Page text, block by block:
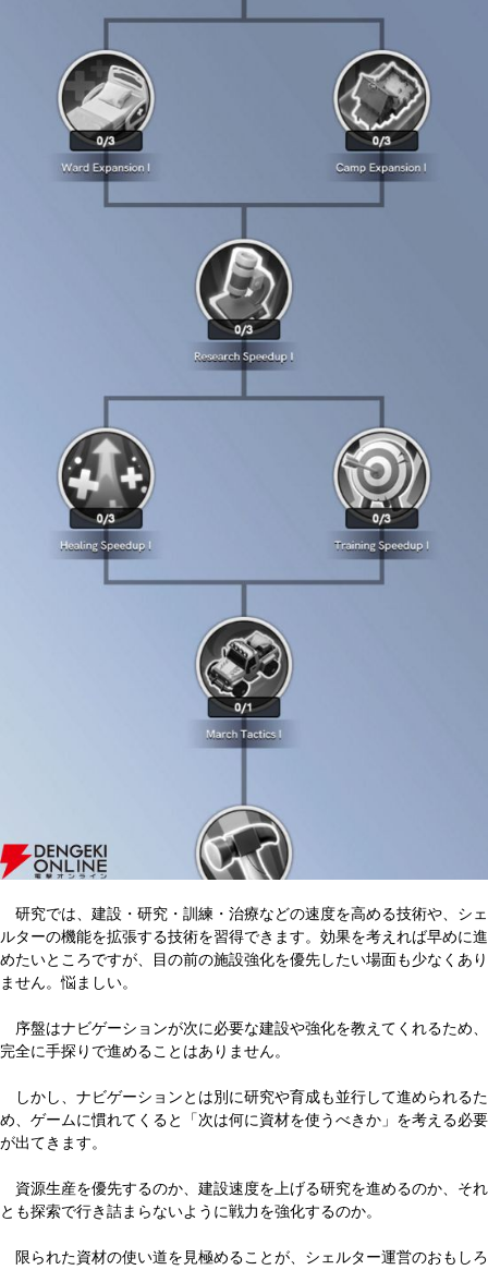
研究では、建設・研究・訓練・治療などの速度を高める技術や、シェ
ルターの機能を拡張する技術を習得できます。効果を考えれば早めに進
めたいところですが、目の前の施設強化を優先したい場面も少なくあり
ません。悩ましい。
序盤はナビゲーションが次に必要な建設や強化を教えてくれるため、
完全に手探りで進めることはありません。
しかし、ナビゲーションとは別に研究や育成も並行して進められるた
め、ゲームに慣れてくると「次は何に資材を使うべきか」を考える必要
が出てきます。
資源生産を優先するのか、建設速度を上げる研究を進めるのか、それ
とも探索で行き詰まらないように戦力を強化するのか。
限られた資材の使い道を見極めることが、シェルター運営のおもしろ